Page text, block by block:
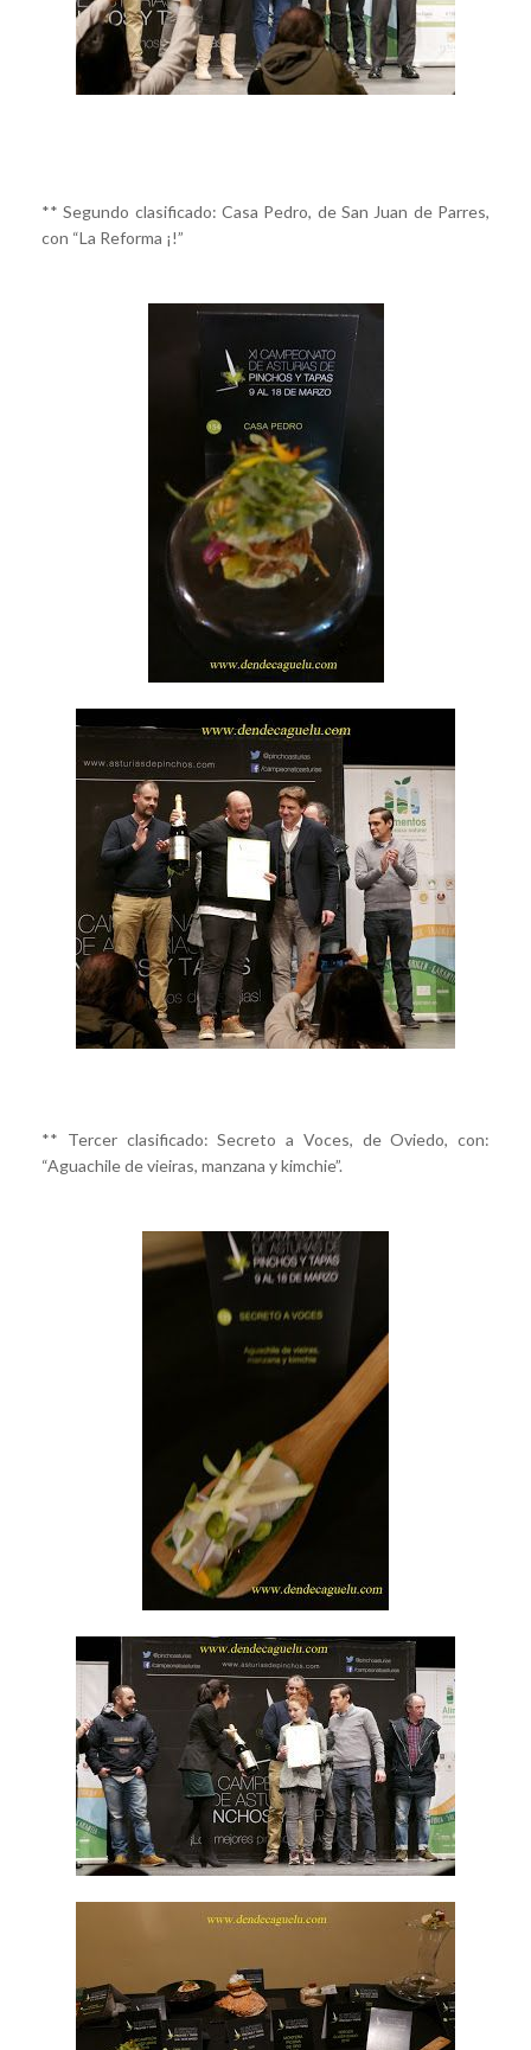
** Segundo clasificado: Casa Pedro, de San Juan de Parres,
con “La Reforma ¡!”
** Tercer clasificado: Secreto a Voces, de Oviedo, con:
“Aguachile de vieiras, manzana y kimchie”.